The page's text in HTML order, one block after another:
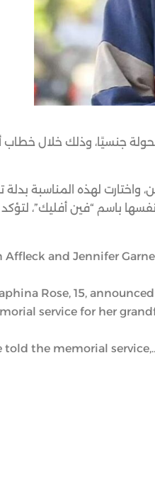
جنسيًا، وذلك خلال خطاب
المقدس للحاضرين، واختارت لهذه
باسم “فين أفليك”، لتؤكد
Affleck and Jennifer
Rose, 15,
service for her
told the memorial